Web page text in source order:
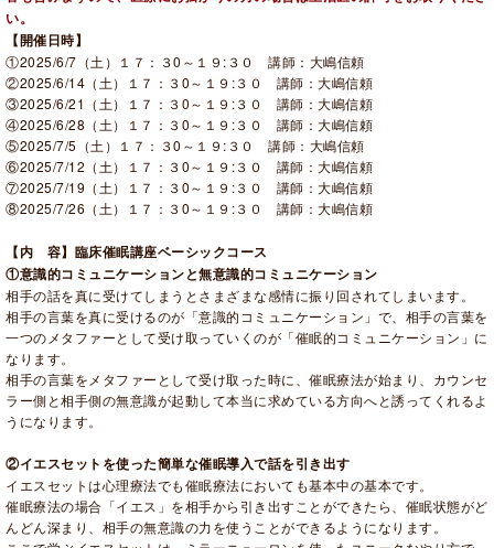
い。
【開催日時】
①2025/6/7 （土）１７：３0～１９:３０ 講師：大嶋信頼
②2025/6/14（土）１７：３0～１９:３０ 講師：大嶋信頼
③2025/6/21 （土）１７：３0～１９:３０ 講師：大嶋信頼
④2025/6/28（土）１７：３0～１９:３０ 講師：大嶋信頼
⑤2025/7/5（土）１７：３0～１９:３０ 講師：大嶋信頼
⑥2025/7/12（土）１７：３0～１９:３０ 講師：大嶋信頼
⑦2025/7/19（土）１７：３0～１９:３０ 講師：大嶋信頼
⑧2025/7/26（土）１７：３0～１９:３０ 講師：大嶋信頼
【内 容】臨床催眠講座ベーシックコース
①意識的コミュニケーションと無意識的コミュニケーション
相手の話を真に受けてしまうとさまざまな感情に振り回されてしまいます。
相手の言葉を真に受けるのが「意識的コミュニケーション」で、相手の言葉を
一つのメタファーとして受け取っていくのが「催眠的コミュニケーション」に
なります。
相手の言葉をメタファーとして受け取った時に、催眠療法が始まり、カウンセ
ラー側と相手側の無意識が起動して本当に求めている方向へと誘ってくれるよ
うになります。
②イエスセットを使った簡単な催眠導入で話を引き出す
イエスセットは心理療法でも催眠療法においても基本中の基本です。
催眠療法の場合「イエス」を相手から引き出すことができたら、催眠状態がど
んどん深まり、相手の無意識の力を使うことができるようになります。